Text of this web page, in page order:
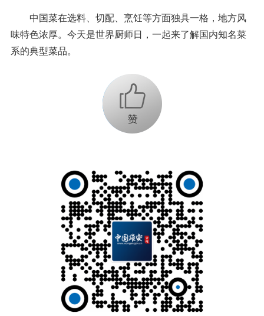
中国菜在选料、切配、烹饪等方面独具一格，地方风
味特色浓厚。今天是世界厨师日，一起来了解国内知名菜
系的典型菜品。
+1